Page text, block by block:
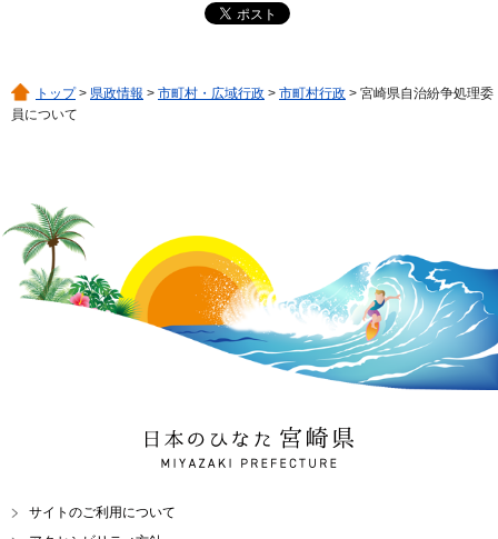
トップ> 県政情報 > 市町村・広域行政 > 市町村行政 > 宮崎県自治紛争処理委
員について
日本のひなた 宮崎県
MIYAZAKI PREFECTURE
サイトのご利用について